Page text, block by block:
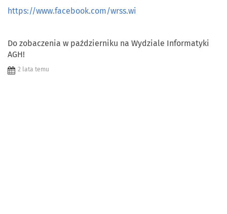
https://www.facebook.com/wrss.wi
Do zobaczenia w październiku na Wydziale Informatyki
AGH!
2 lata temu